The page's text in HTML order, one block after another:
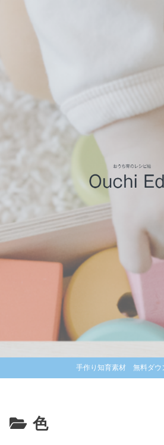
手作り知育素材 無料ダウ
色